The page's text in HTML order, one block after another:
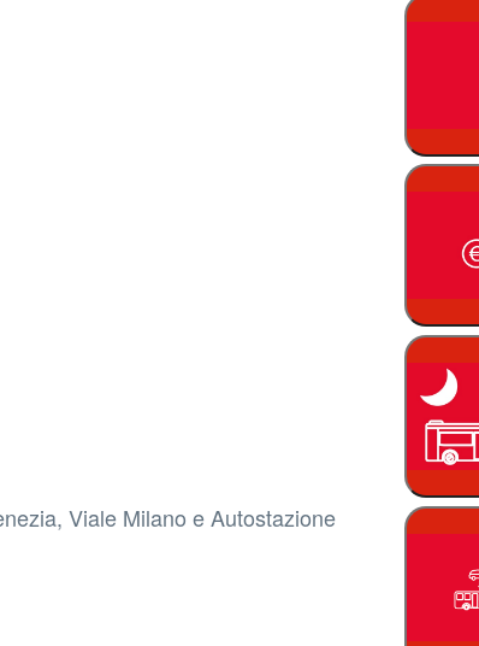
Viale Milano e Autostazione